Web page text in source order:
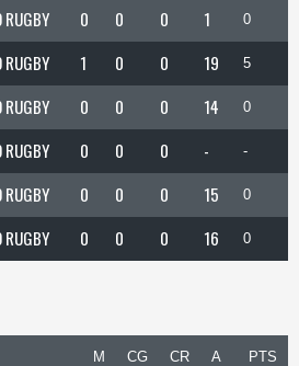
RUGBY 0 0 0 1 0
RUGBY 1 0 0 19 5
RUGBY 0 0 0 14 0
RUGBY 0 0 0 - -
RUGBY 0 0 0 15 0
RUGBY 0 0 0 16 0
M CG CR A PTS